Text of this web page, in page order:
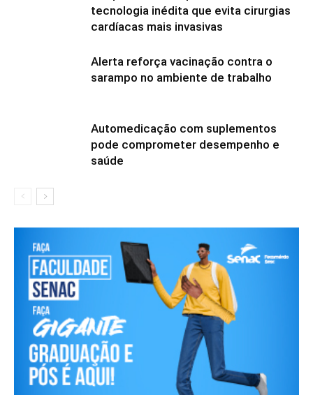
tecnologia inédita que evita cirurgias
cardíacas mais invasivas
Alerta reforça vacinação contra o
sarampo no ambiente de trabalho
Automedicação com suplementos
pode comprometer desempenho e
saúde